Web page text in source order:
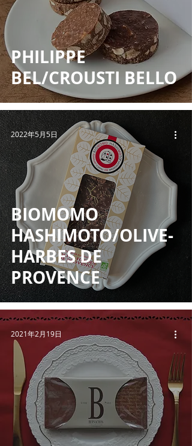
PHILIPPE
BEL/CROUSTI BELLO
BIOMOMO
HASHIMOTO/OLIVE-
HARBES DE
PROVENCE
2022年5月5日
2021年2月19日